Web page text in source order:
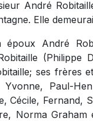
André
Elle
André
(Philippe
ses frères
Paul-
Cécile, Fernand,
Norma Graham